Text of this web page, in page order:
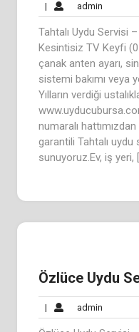
| admin
Tahtalı Uydu Servisi
Kesintisiz TV Keyfi
çanak anten ayarı,
sistemi bakımı veya
Yılların verdiği
numaralı
garantili Tahtalı
sunuyoruz.Ev, iş yeri,
Özlüce Uydu
| admin